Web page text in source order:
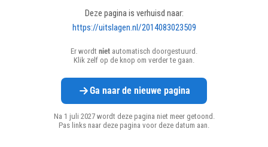
Deze pagina is verhuisd naar:
https://uitslagen.nl/2014083023509
Er wordt niet automatisch doorgestuurd.
Klik zelf op de knop om verder te gaan.
Ga naar de nieuwe pagina
Na 1 juli 2027 wordt deze pagina niet meer getoond.
Pas links naar deze pagina voor deze datum aan.